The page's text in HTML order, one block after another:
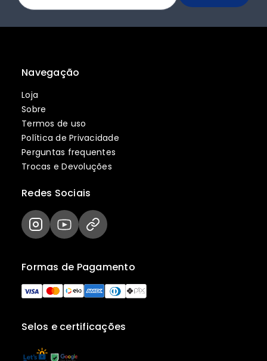
Navegação
Loja
Sobre
Termos de uso
Política de Privacidade
Perguntas frequentes
Trocas e Devoluções
Selos e certificações
Formas de Pagamento
Redes Sociais